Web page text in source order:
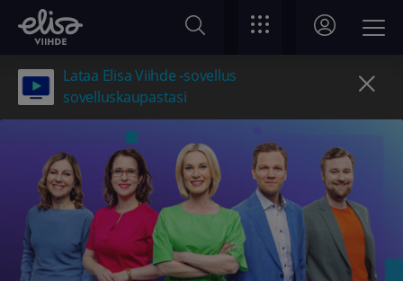
Lataa Elisa Viihde -sovellus
sovelluskaupastasi